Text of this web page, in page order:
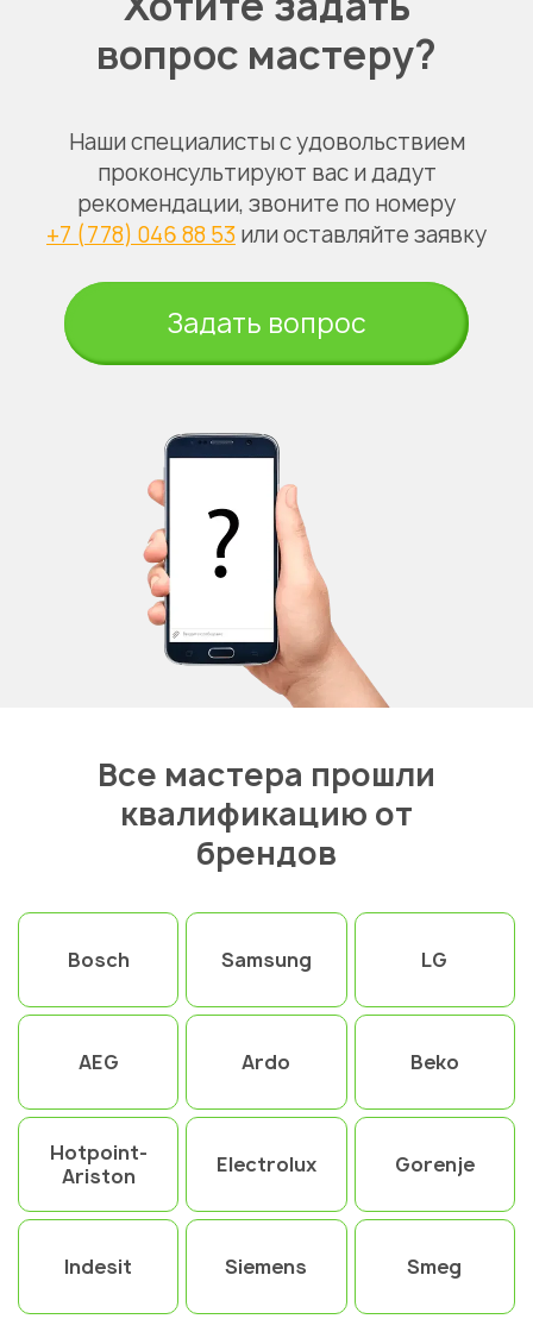
вопрос мастеру?
Наши специалисты с удовольствием
проконсультируют вас и дадут
рекомендации, звоните по номеру
+7 (778) 046 88 53 или оставляйте заявку
Задать вопрос
Все мастера прошли
квалификацию от
брендов
Bosch Samsung LG
AEG Ardo Beko
Hotpoint-
Ariston
Electrolux Gorenje
Indesit Siemens Smeg